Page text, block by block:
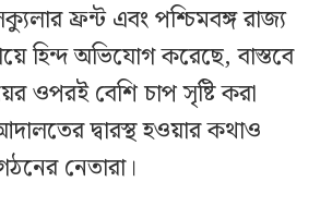
ফ্রন্ট এবং পশ্চিমবঙ্গ রাজ্য
হিন্দ অভিযোগ করেছে, বাস্তবে
ওপরই বেশি চাপ সৃষ্টি করা
দ্বারস্থ হওয়ার কথাও
নেতারা।